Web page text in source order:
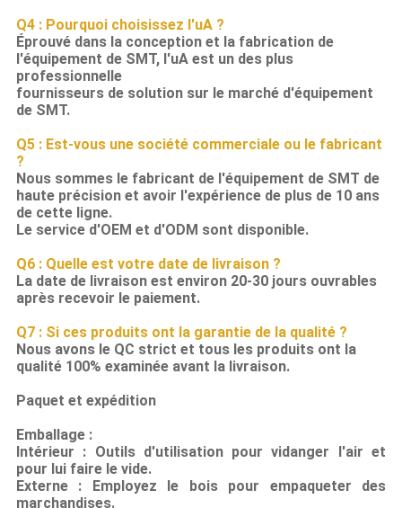
Q4 : Pourquoi choisissez l'uA ?
Éprouvé dans la conception et la fabrication de
l'équipement de SMT, l'uA est un des plus
professionnelle
fournisseurs de solution sur le marché d'équipement
de SMT.
Q5 : Est-vous une société commerciale ou le fabricant
?
Nous sommes le fabricant de l'équipement de SMT de
haute précision et avoir l'expérience de plus de 10 ans
de cette ligne.
Le service d'OEM et d'ODM sont disponible.
Q6 : Quelle est votre date de livraison ?
La date de livraison est environ 20-30 jours ouvrables
après recevoir le paiement.
Q7 : Si ces produits ont la garantie de la qualité ?
Nous avons le QC strict et tous les produits ont la
qualité 100% examinée avant la livraison.
Paquet et expédition
Emballage :
Intérieur : Outils d'utilisation pour vidanger l'air et
pour lui faire le vide.
Externe : Employez le bois pour empaqueter des
marchandises.